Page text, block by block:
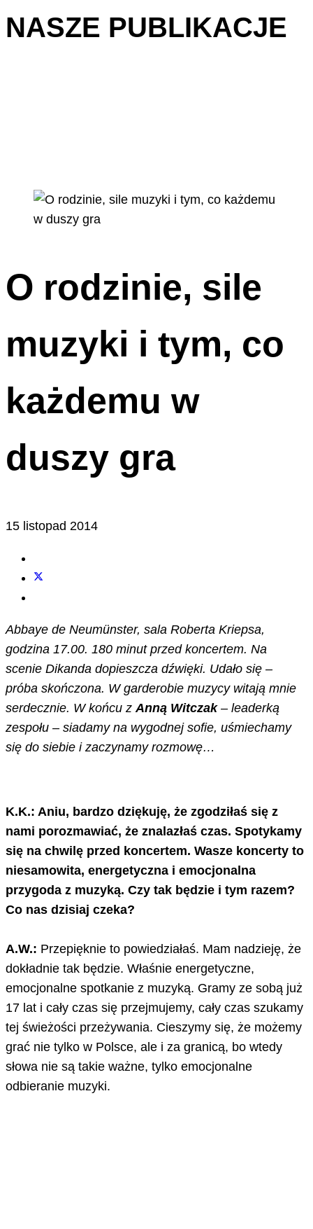
NASZE PUBLIKACJE
O rodzinie, sile
muzyki i tym, co
każdemu w
duszy gra
15 listopad 2014
Abbaye de Neumünster, sala Roberta Kriepsa,
godzina 17.00. 180 minut przed koncertem. Na
scenie Dikanda dopieszcza dźwięki. Udało się –
próba skończona. W garderobie muzycy witają mnie
serdecznie. W końcu zAnną Witczak– leaderką
zespołu – siadamy na wygodnej sofie, uśmiechamy
się do siebie i zaczynamy rozmowę…
K.K.: Aniu, bardzo dziękuję, że zgodziłaś się z
nami porozmawiać, że znalazłaś czas. Spotykamy
się na chwilę przed koncertem. Wasze koncerty to
niesamowita, energetyczna i emocjonalna
przygoda z muzyką. Czy tak będzie i tym razem?
Co nas dzisiaj czeka?
A.W.: Przepięknie to powiedziałaś. Mam nadzieję, że
dokładnie tak będzie. Właśnie energetyczne,
emocjonalne spotkanie z muzyką. Gramy ze sobą już
17 lat i cały czas się przejmujemy, cały czas szukamy
tej świeżości przeżywania. Cieszymy się, że możemy
grać nie tylko w Polsce, ale i za granicą, bo wtedy
słowa nie są takie ważne, tylko emocjonalne
odbieranie muzyki.